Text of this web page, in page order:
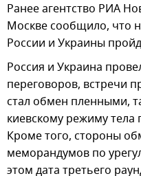
Ранее агентство РИА
Москве сообщило, что
России и Украины
Россия и Украина
переговоров, встречи
стал обмен пленными,
киевскому режиму
Кроме того, стороны
меморандумов по
этом дата третьего